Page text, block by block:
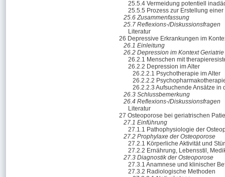
25.5.4 Vermeidung potentiell
25.5.5 Prozess zur Erstellung
25.6 Zusammenfassung
25.7 Reflexions-/Diskussionsfragen
Literatur
26 Depressive Erkrankungen im
26.1 Einleitung
26.2 Depression im Kontext Geriatrie
26.2.1 Menschen mit
26.2.2 Depression im Alter
26.2.2.1 Psychotherapie im Alter
26.2.2.2
26.2.2.3 Aufsuchende Ansätze
26.3 Schlussbemerkung
26.4 Reflexions-/Diskussionsfragen
Literatur
27 Osteoporose bei geriatrischen
27.1 Einführung
27.1.1 Pathophysiologie der
27.2 Prophylaxe der Osteoporose
27.2.1 Körperliche Aktivität und
27.2.2 Ernährung, Lebensstil,
27.3 Diagnostik der Osteoporose
27.3.1 Anamnese und klinischer
27.3.2 Radiologische Methoden